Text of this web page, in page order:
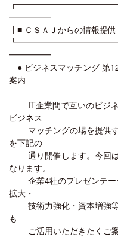
━━━━━
┃■ ＣＳＡＪからの情報提供
━━━━━
● ビジネスマッチング 第
案内
IT企業間で互いのビジネ
ビジネス
マッチングの場を提供す
を下記の
通り開催します。今回は
なります。
企業4社のプレゼンテー
拡大・
技術力強化・資本増強等
も
ご活用いただきたくご案